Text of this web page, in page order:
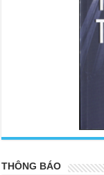
THÔNG BÁO